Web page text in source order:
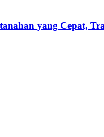
yang Cepat,